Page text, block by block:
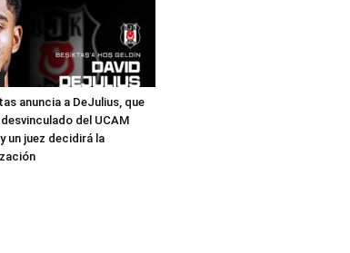
anuncia a DeJulius, que
del UCAM
un juez decidirá la